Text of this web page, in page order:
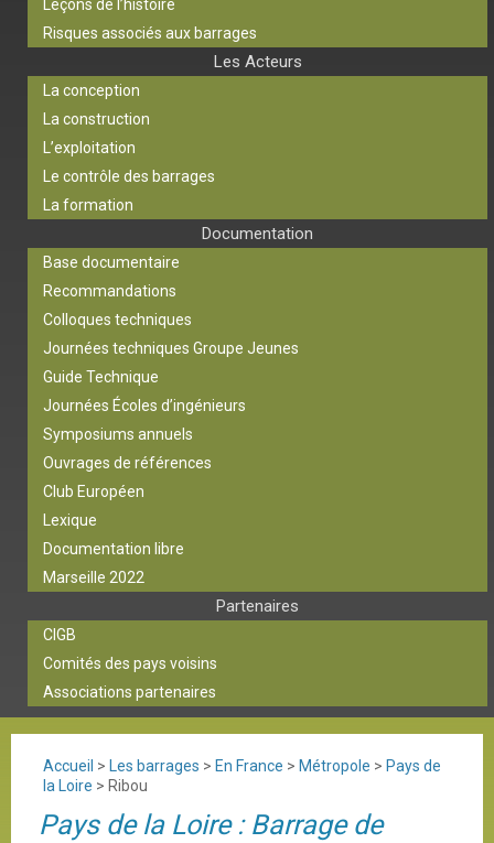
Leçons de l’histoire
Risques associés aux barrages
Les Acteurs
La conception
La construction
L’exploitation
Le contrôle des barrages
La formation
Documentation
Base documentaire
Recommandations
Colloques techniques
Journées techniques Groupe Jeunes
Guide Technique
Journées Écoles d’ingénieurs
Symposiums annuels
Ouvrages de références
Club Européen
Lexique
Documentation libre
Marseille 2022
Partenaires
CIGB
Comités des pays voisins
Associations partenaires
Accueil > Les barrages > En France > Métropole > Pays de
la Loire > Ribou
Pays de la Loire : Barrage de